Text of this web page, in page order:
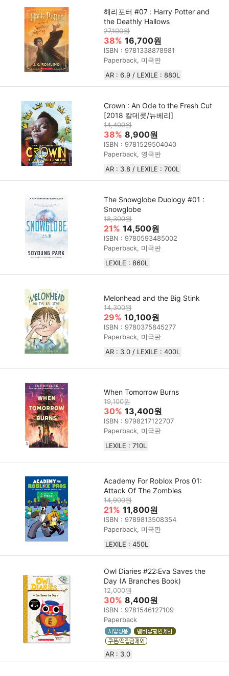
해리포터 #07 : Harry Potter and
the Deathly Hallows
27,100원
38% 16,700원
ISBN : 9781338878981
Paperback, 미국판
AR : 6.9 / LEXILE : 880L
Crown : An Ode to the Fresh Cut
[2018 칼데콧/뉴베리]
14,400원
38% 8,900원
ISBN : 9781529504040
Paperback, 영국판
AR : 3.8 / LEXILE : 700L
The Snowglobe Duology #01 :
Snowglobe
18,300원
21% 14,500원
ISBN : 9780593485002
Paperback, 미국판
LEXILE : 860L
Melonhead and the Big Stink
14,300원
29% 10,100원
ISBN : 9780375845277
Paperback, 미국판
AR : 3.0 / LEXILE : 400L
When Tomorrow Burns
19,100원
30% 13,400원
ISBN : 9798217122707
Paperback, 미국판
LEXILE : 710L
Academy For Roblox Pros 01:
Attack Of The Zombies
14,900원
21% 11,800원
ISBN : 9789813508354
Paperback, 미국판
LEXILE : 450L
Owl Diaries #22:Eva Saves the
Day (A Branches Book)
12,000원
30% 8,400원
ISBN : 9781546127109
Paperback
AR : 3.0